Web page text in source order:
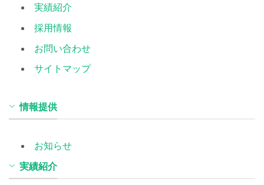
実績紹介
採用情報
お問い合わせ
サイトマップ
情報提供
お知らせ
実績紹介